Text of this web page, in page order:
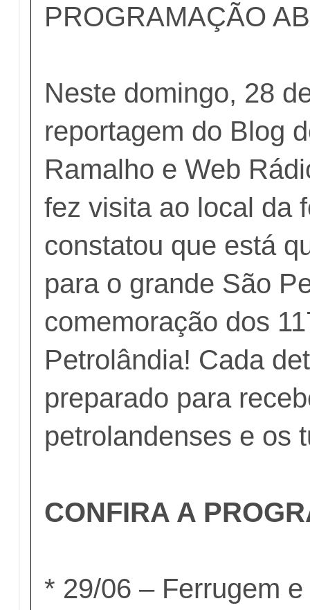
PROGRAMAÇÃO
Neste domingo, 28
reportagem do Blog
Ramalho e Web
fez visita ao local da
constatou que está
para o grande São
comemoração dos
Petrolândia! Cada
preparado para
petrolandenses e os
CONFIRA A
* 29/06 – Ferrugem